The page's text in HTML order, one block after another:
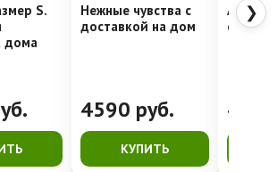
S.
дома
Нежные чувства с
доставкой на дом
4590 руб.
КУПИТЬ
Алое
❯